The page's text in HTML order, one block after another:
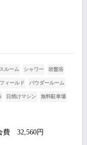
ルーム シャワー 岩盤浴
ィールド パウダールーム
日焼けマシン 無料駐車場
費 32,560円